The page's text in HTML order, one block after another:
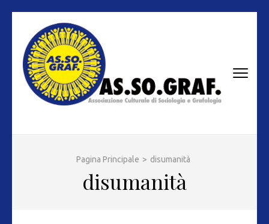
contenuto
(premi
invio)
Pagina Principale > disumanità
disumanità